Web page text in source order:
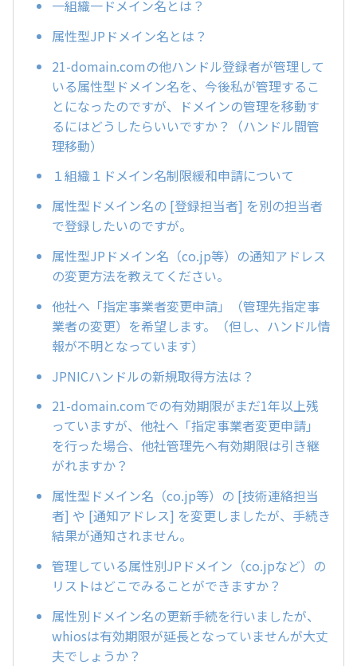
一組織一ドメイン名とは？
属性型JPドメイン名とは？
21-domain.comの他ハンドル登録者が管理して
いる属性型ドメイン名を、今後私が管理するこ
とになったのですが、ドメインの管理を移動す
るにはどうしたらいいですか？（ハンドル間管
理移動）
１組織１ドメイン名制限緩和申請について
属性型ドメイン名の [登録担当者] を別の担当者
で登録したいのですが。
属性型JPドメイン名（co.jp等）の通知アドレス
の変更方法を教えてください。
他社へ「指定事業者変更申請」（管理先指定事
業者の変更）を希望します。（但し、ハンドル情
報が不明となっています）
JPNICハンドルの新規取得方法は？
21-domain.comでの有効期限がまだ1年以上残
っていますが、他社へ「指定事業者変更申請」
を行った場合、他社管理先へ有効期限は引き継
がれますか？
属性型ドメイン名（co.jp等）の [技術連絡担当
者] や [通知アドレス] を変更しましたが、手続き
結果が通知されません。
管理している属性別JPドメイン（co.jpなど）の
リストはどこでみることができますか？
属性別ドメイン名の更新手続を行いましたが、
whiosは有効期限が延長となっていませんが大丈
夫でしょうか？